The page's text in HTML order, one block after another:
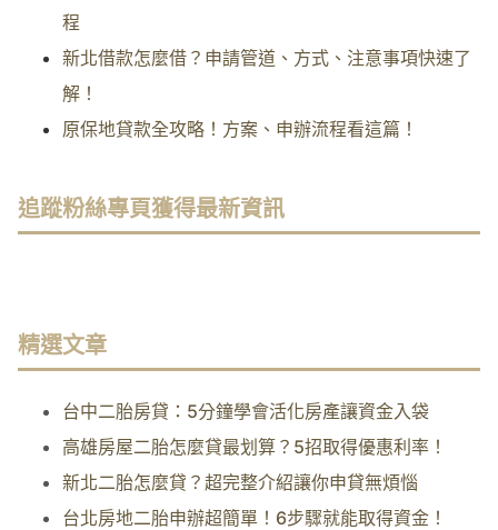
程
新北借款怎麼借？申請管道、方式、注意事項快速了
解！
原保地貸款全攻略！方案、申辦流程看這篇！
追蹤粉絲專頁獲得最新資訊
精選文章
台中二胎房貸：5分鐘學會活化房產讓資金入袋
高雄房屋二胎怎麼貸最划算？5招取得優惠利率！
新北二胎怎麼貸？超完整介紹讓你申貸無煩惱
台北房地二胎申辦超簡單！6步驟就能取得資金！